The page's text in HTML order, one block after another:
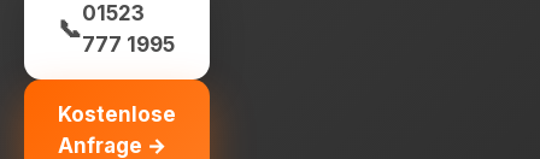
📞
01523
777 1995
Kostenlose
Anfrage →